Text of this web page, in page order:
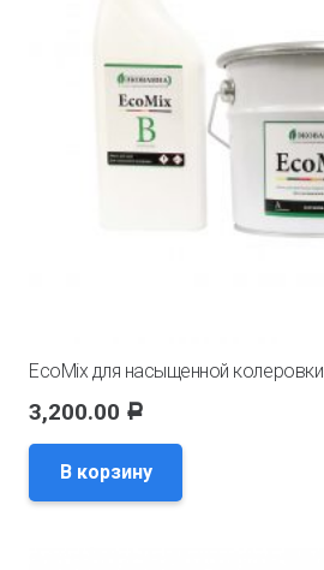
EcoMix для насыщенной колеровки
3,200.00 Р
В корзину